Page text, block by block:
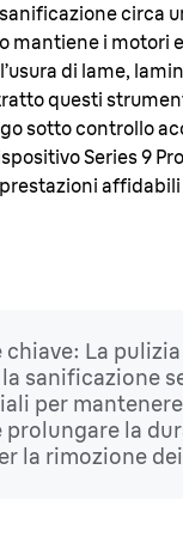
circa
mantiene i motori
di lame,
questi
sotto controllo
Series 9
chiave: La
la sanificazione
per
prolungare la
la rimozione